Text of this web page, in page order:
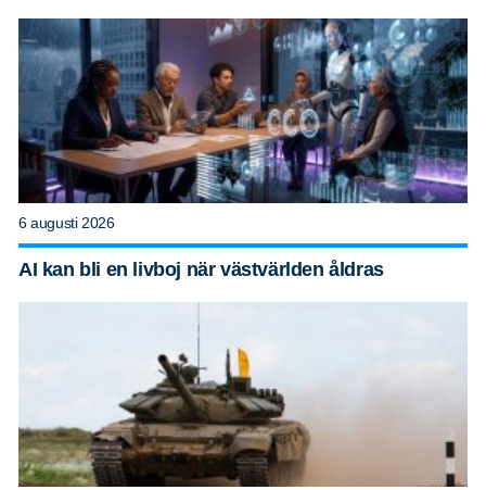
6 augusti 2026
AI kan bli en livboj när västvärlden åldras